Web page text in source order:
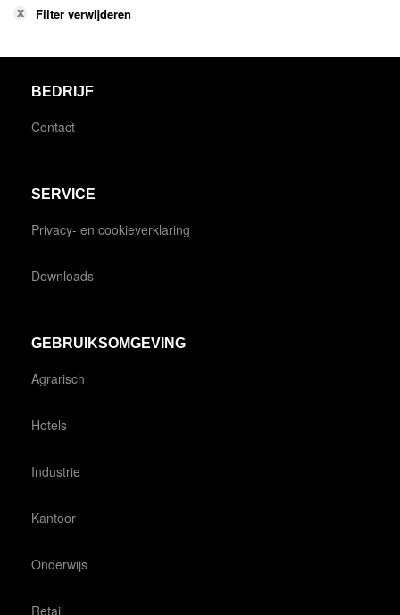
Filter verwijderen
BEDRIJF
Contact
SERVICE
Privacy- en cookieverklaring
Downloads
GEBRUIKSOMGEVING
Agrarisch
Hotels
Industrie
Kantoor
Onderwijs
Retail